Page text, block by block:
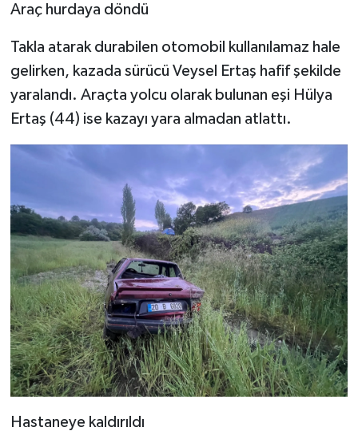
Araç hurdaya döndü
Takla atarak durabilen otomobil kullanılamaz hale
gelirken, kazada sürücü Veysel Ertaş hafif şekilde
yaralandı. Araçta yolcu olarak bulunan eşi Hülya
Ertaş (44) ise kazayı yara almadan atlattı.
Hastaneye kaldırıldı